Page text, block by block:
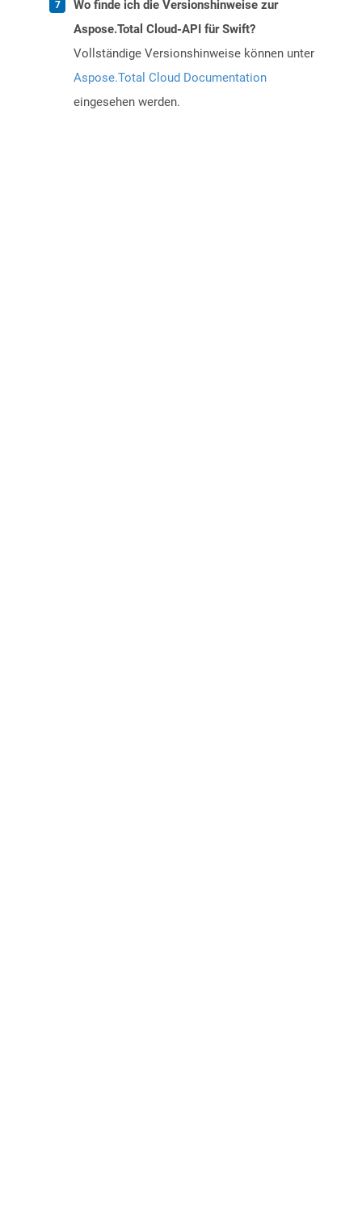
Wo finde ich die Versionshinweise zur
Aspose.Total Cloud-API für Swift?
Vollständige Versionshinweise können unter
Aspose.Total Cloud Documentation
eingesehen werden.